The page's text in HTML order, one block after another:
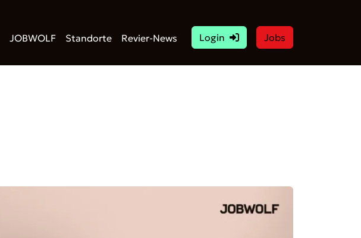
JOBWOLF Standorte Revier-News Login Jobs